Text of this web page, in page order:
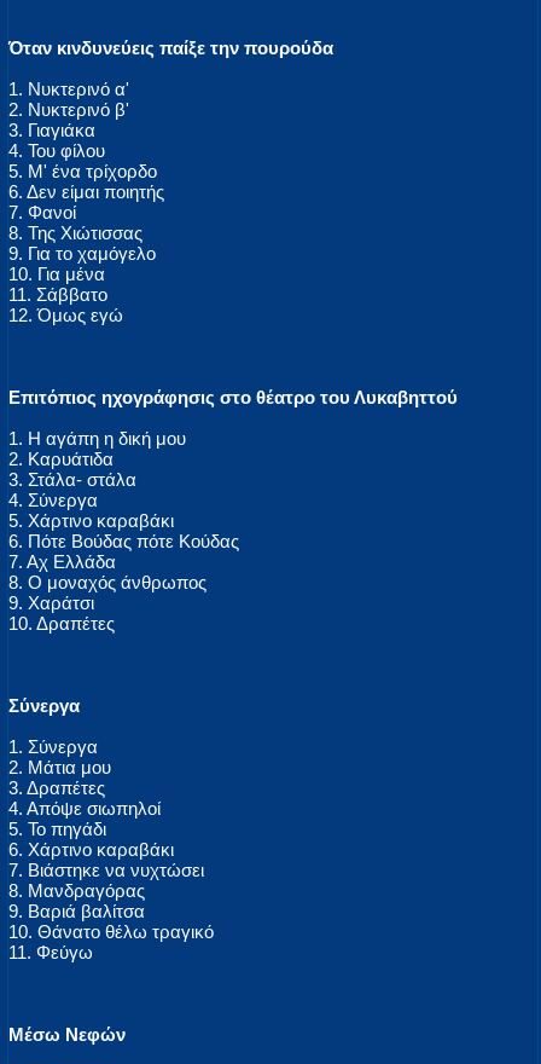
Όταν κινδυνεύεις παίξε την πουρούδα
1. Νυκτερινό α'
2. Νυκτερινό β'
3. Γιαγιάκα
4. Του φίλου
5. Μ' ένα τρίχορδο
6. Δεν είμαι ποιητής
7. Φανοί
8. Της Χιώτισσας
9. Για το χαμόγελο
10. Για μένα
11. Σάββατο
12. Όμως εγώ
Επιτόπιος ηχογράφησις στο θέατρο του Λυκαβηττού
1. Η αγάπη η δική μου
2. Καρυάτιδα
3. Στάλα- στάλα
4. Σύνεργα
5. Χάρτινο καραβάκι
6. Πότε Βούδας πότε Κούδας
7. Αχ Ελλάδα
8. Ο μοναχός άνθρωπος
9. Χαράτσι
10. Δραπέτες
Σύνεργα
1. Σύνεργα
2. Μάτια μου
3. Δραπέτες
4. Απόψε σιωπηλοί
5. Το πηγάδι
6. Χάρτινο καραβάκι
7. Βιάστηκε να νυχτώσει
8. Μανδραγόρας
9. Βαριά βαλίτσα
10. Θάνατο θέλω τραγικό
11. Φεύγω
Μέσω Νεφών